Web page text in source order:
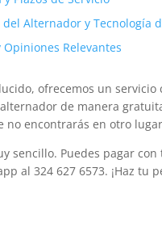
Alternador y Tecnología
Relevantes
ofrecemos un
de manera
no encontrarás en otro
sencillo. Puedes pagar
al 324 627 6573. ¡Haz